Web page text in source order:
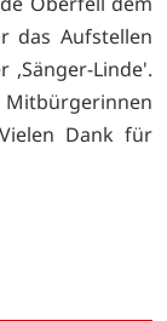
das Aufstellen
,Sänger-Linde'.
Mitbürgerinnen
Dank für